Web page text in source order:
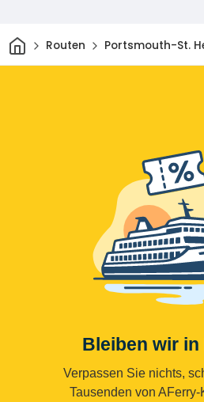
HeimRouten Portsmouth-St.
Bleiben wir
Verpassen Sie nichts,
Tausenden von